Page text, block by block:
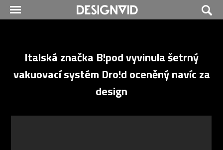
Italská značka B!pod vyvinula šetrný
vakuovací systém Dro!d oceněný navíc za
design